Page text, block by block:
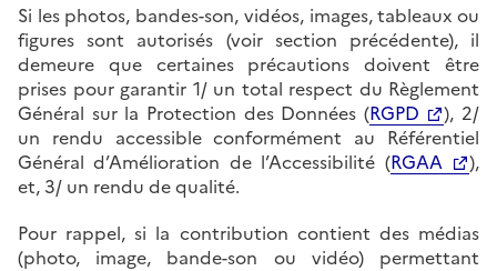
Si les photos, bandes-son, vidéos, images, tableaux ou
figures sont autorisés (voir section précédente), il
demeure que certaines précautions doivent être
prises pour garantir 1/ un total respect du Règlement
Général sur la Protection des Données (RGPD
), 2/
un rendu accessible conformément au Référentiel
Général d’Amélioration de l’Accessibilité (RGAA
),
et, 3/ un rendu de qualité.
Pour rappel, si la contribution contient des médias
(photo, image, bande-son ou vidéo) permettant